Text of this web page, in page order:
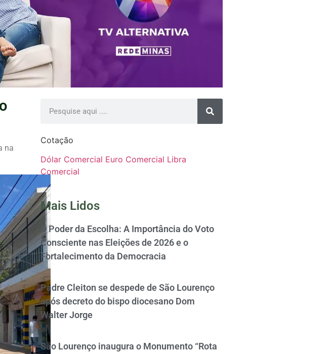
na
Cotação
Dólar Comercial Euro Comercial Libra
Comercial
Mais Lidos
O Poder da Escolha: A Importância do Voto
Consciente nas Eleições de 2026 e o
Fortalecimento da Democracia
Padre Cleiton se despede de São Lourenço
após decreto do bispo diocesano Dom
Walter Jorge
São Lourenço inaugura o Monumento “Rota